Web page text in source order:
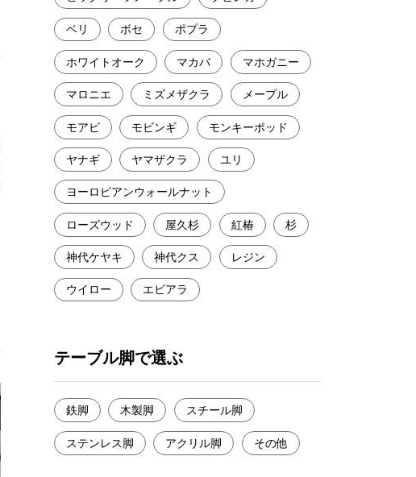
ベリ ボセ ポプラ
ホワイトオーク マカバ マホガニー
マロニエ ミズメザクラ メープル
モアビ モビンギ モンキーポッド
ヤナギ ヤマザクラ ユリ
ヨーロピアンウォールナット
ローズウッド 屋久杉 紅椿 杉
神代ケヤキ 神代クス レジン
ウイロー エビアラ
テーブル脚で選ぶ
鉄脚 木製脚 スチール脚
ステンレス脚 アクリル脚 その他